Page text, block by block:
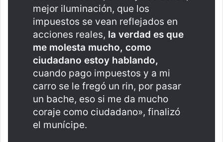
mejor iluminación, que los
impuestos se vean reflejados en
acciones reales, la verdad es que
me molesta mucho, como
ciudadano estoy hablando,
cuando pago impuestos y a mi
carro se le fregó un rin, por pasar
un bache, eso si me da mucho
coraje como ciudadano», finalizó
el munícipe.